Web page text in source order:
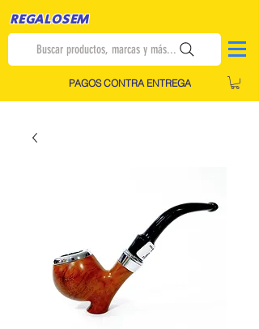
REGALOSEM
Buscar productos, marcas y más...
PAGOS CONTRA ENTREGA